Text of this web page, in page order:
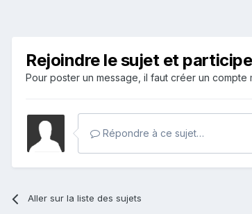
Rejoindre le sujet et
Pour poster un message, il faut créer un compte
Répondre à ce sujet…
Aller sur la liste des sujets